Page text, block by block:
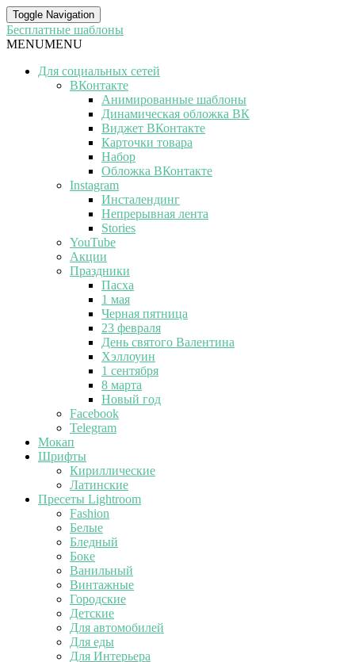
Toggle Navigation
Бесплатные шаблоны
MENUMENU
Для социальных сетей
ВКонтакте
Анимированные шаблоны
Динамическая обложка ВК
Виджет ВКонтакте
Карточки товара
Набор
Обложка ВКонтакте
Instagram
Инсталендинг
Непрерывная лента
Stories
YouTube
Акции
Праздники
Пасха
1 мая
Черная пятница
23 февраля
День святого Валентина
Хэллоуин
1 сентября
8 марта
Новый год
Facebook
Telegram
Мокап
Шрифты
Кириллические
Латинские
Пресеты Lightroom
Fashion
Белые
Бледный
Боке
Ванильный
Винтажные
Городские
Детские
Для автомобилей
Для еды
Для Интерьера